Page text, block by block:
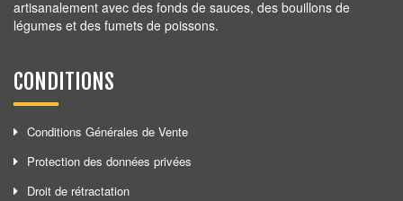
artisanalement avec des fonds de sauces, des bouillons de
légumes et des fumets de poissons.
CONDITIONS
Conditions Générales de Vente
Protection des données privées
Droit de rétractation